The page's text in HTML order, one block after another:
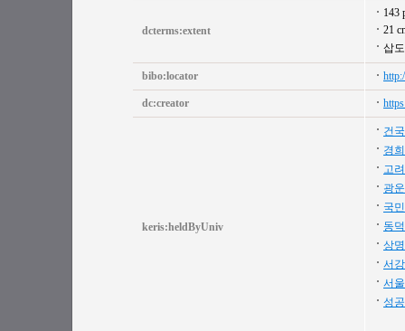
dcterms:extent
143
21
삽도
bibo:locator
dc:creator
keris:heldByUniv
건
경
고
광
국
동
상
서
서
성